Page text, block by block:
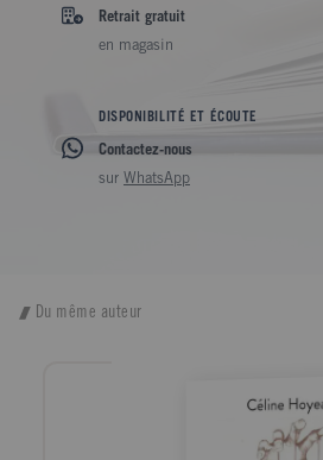
Retrait gratuit
en magasin
DISPONIBILITÉ ET ÉCOUTE
Contactez-nous
sur WhatsApp
Du même auteur